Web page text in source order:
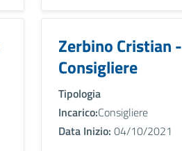
Zerbino Cristian -
Consigliere
Tipologia
Incarico:Consigliere
Data Inizio: 04/10/2021